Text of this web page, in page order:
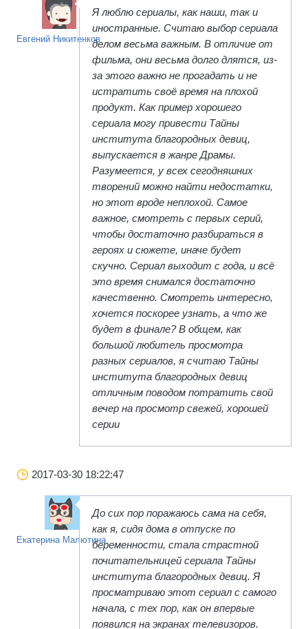
Евгений Никитенков
Я люблю сериалы, как наши, так и
иностранные. Считаю выбор сериала
делом весьма важным. В отличие от
фильма, они весьма долго длятся, из-
за этого важно не прогадать и не
истратить своё время на плохой
продукт. Как пример хорошего
сериала могу привести Тайны
института благородных девиц,
выпускается в жанре Драмы.
Разумеется, у всех сегодняшних
творений можно найти недостатки,
но этот вроде неплохой. Самое
важное, смотреть с первых серий,
чтобы достаточно разбираться в
героях и сюжете, иначе будет
скучно. Сериал выходит с года, и всё
это время снимался достаточно
качественно. Смотреть интересно,
хочется поскорее узнать, а что же
будет в финале? В общем, как
большой любитель просмотра
разных сериалов, я считаю Тайны
института благородных девиц
отличным поводом потратить свой
вечер на просмотр свежей, хорошей
серии
2017-03-30 18:22:47
Екатерина Малютина
До сих пор поражаюсь сама на себя,
как я, сидя дома в отпуске по
беременности, стала страстной
почитательницей сериала Тайны
института благородных девиц. Я
просматриваю этот сериал с самого
начала, с тех пор, как он впервые
появился на экранах телевизоров.